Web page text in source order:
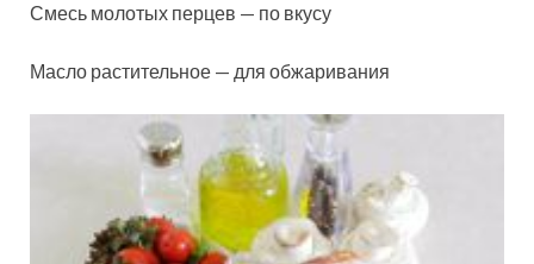
Смесь молотых перцев — по вкусу
Масло растительное — для обжаривания